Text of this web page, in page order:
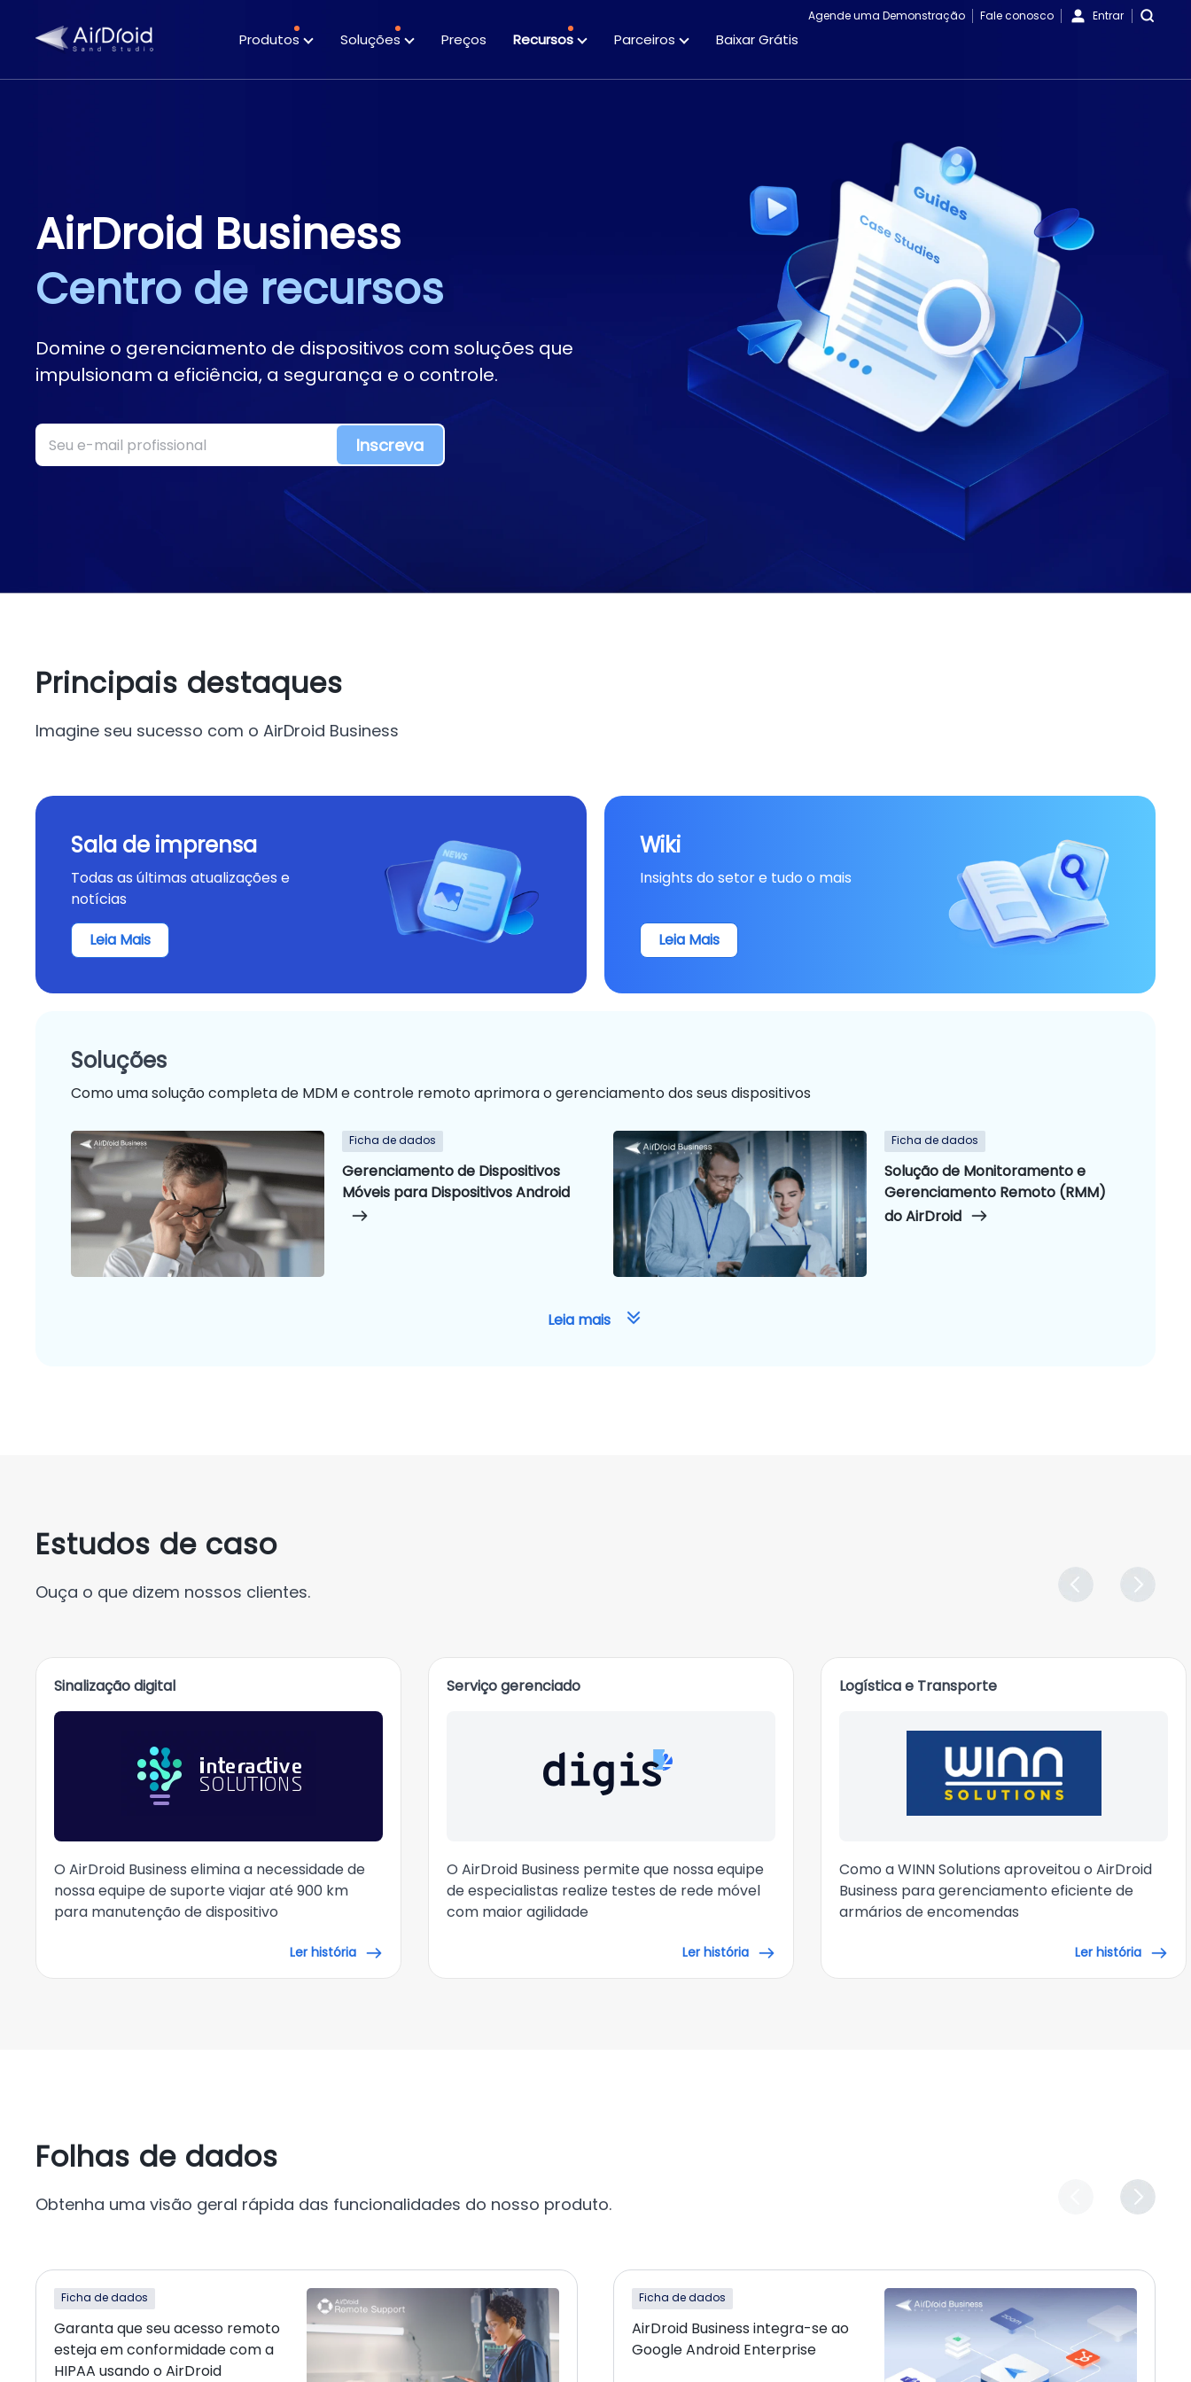
Produtos Soluções Preços Recursos Parceiros Baixar Grátis
Agende uma Demonstração Fale conosco Entrar
AirDroid Business
Centro de recursos
Domine o gerenciamento de dispositivos com soluções que
impulsionam a eficiência, a segurança e o controle.
Inscreva
Principais destaques
Imagine seu sucesso com o AirDroid Business
Sala de imprensa
Todas as últimas atualizações e
notícias
Leia Mais
Wiki
Insights do setor e tudo o mais
Leia Mais
Soluções
Como uma solução completa de MDM e controle remoto aprimora o gerenciamento dos seus dispositivos
Ficha de dados
Gerenciamento de Dispositivos
Móveis para Dispositivos Android
Ficha de dados
Solução de Monitoramento e
Gerenciamento Remoto (RMM)
do AirDroid
Leia mais
Estudos de caso
Ouça o que dizem nossos clientes.
Sinalização digital
O AirDroid Business elimina a necessidade de
nossa equipe de suporte viajar até 900 km
para manutenção de dispositivo
Ler história
Serviço gerenciado
O AirDroid Business permite que nossa equipe
de especialistas realize testes de rede móvel
com maior agilidade
Ler história
Logística e Transporte
Como a WINN Solutions aproveitou o AirDroid
Business para gerenciamento eficiente de
armários de encomendas
Ler história
Folhas de dados
Obtenha uma visão geral rápida das funcionalidades do nosso produto.
Ficha de dados
Garanta que seu acesso remoto
esteja em conformidade com a
HIPAA usando o AirDroid
Ficha de dados
AirDroid Business integra-se ao
Google Android Enterprise